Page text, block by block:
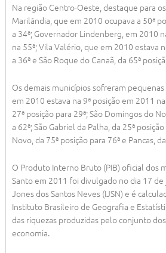
Na região Centro-Oeste, destaque para
Marilândia, que em 2010 ocupava a 50ª
a 34ª; Governador Lindenberg, em 2010
na 55ª; Vila Valério, que em 2010 estava
a 36ª e São Roque do Canaã, da 65ª
Os demais municípios sofreram
em 2010 estava na 9ª posição em 2011
27ª posição para 29ª; São Domingos do
a 62ª; São Gabriel da Palha, da 25ª
Novo, da 75ª posição para 76ª e Pancas,
O Produto Interno Bruto (PIB) oficial dos
Santo em 2011 foi divulgado no dia 17
Jones dos Santos Neves (IJSN) e é
Instituto Brasileiro de Geografia e
das riquezas produzidas pelo conjunto
economia.